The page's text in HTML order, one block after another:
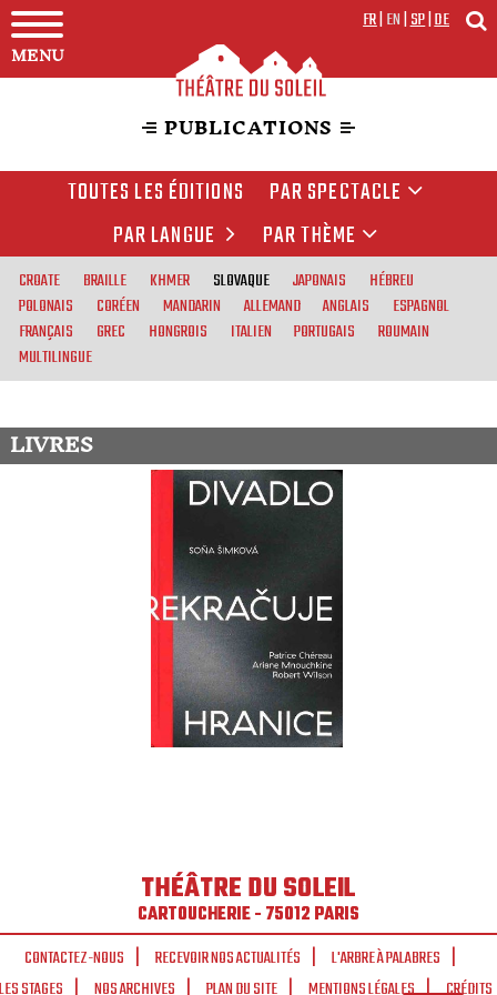
MENU
FR|EN|SP|DE
PUBLICATIONS
TOUTES LES ÉDITIONS
PAR SPECTACLE
PAR LANGUE
PAR THÈME
CROATE BRAILLE KHMER SLOVAQUE JAPONAIS
HÉBREU
POLONAIS
CORÉEN MANDARIN ALLEMAND ANGLAIS
ESPAGNOL
FRANÇAIS
GREC HONGROIS ITALIEN PORTUGAIS
ROUMAIN
MULTILINGUE
LIVRES
THÉÂTRE DU SOLEIL
CARTOUCHERIE - 75012 PARIS
CONTACTEZ-NOUS
RECEVOIR NOS ACTUALITÉS
L'ARBRE À PALABRES